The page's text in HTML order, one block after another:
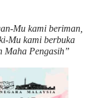
Mu kami beriman,
Mu kami berbuka
Maha Pengasih”